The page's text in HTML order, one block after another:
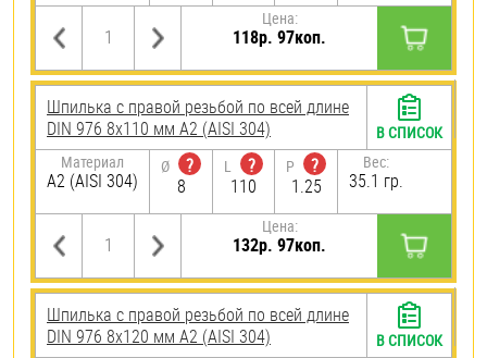
Цена:
118р. 97коп.
Шпилька с правой резьбой по всей длине
DIN 976 8х110 мм А2 (AISI 304)
Материал
А2 (AISI 304)
Ø
?
8
L
?
110
P
?
1.25
Вес:
35.1 гр.
Цена:
132р. 97коп.
В СПИСОК
Шпилька с правой резьбой по всей длине
DIN 976 8х120 мм А2 (AISI 304)
В СПИСОК